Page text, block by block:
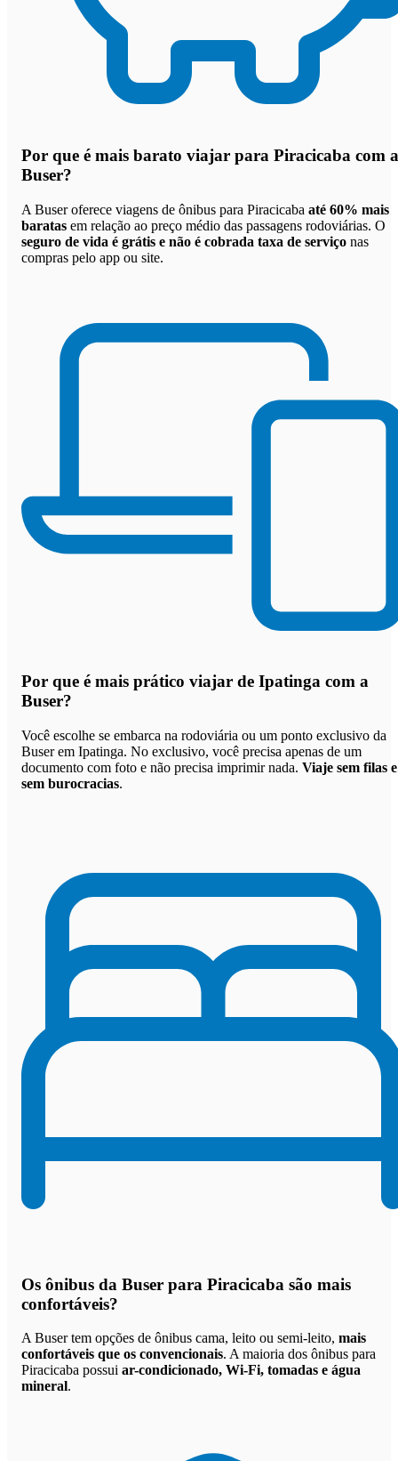
Por que é mais barato viajar para Piracicaba com a
Buser?
A Buser oferece viagens de ônibus para Piracicaba até 60% mais
baratas em relação ao preço médio das passagens rodoviárias. O
seguro de vida é grátis e não é cobrada taxa de serviço nas
compras pelo app ou site.
Por que é mais prático viajar de Ipatinga com a
Buser?
Você escolhe se embarca na rodoviária ou um ponto exclusivo da
Buser em Ipatinga. No exclusivo, você precisa apenas de um
documento com foto e não precisa imprimir nada. Viaje sem filas e
sem burocracias.
Os ônibus da Buser para Piracicaba são mais
confortáveis?
A Buser tem opções de ônibus cama, leito ou semi-leito, mais
confortáveis que os convencionais. A maioria dos ônibus para
Piracicaba possui ar-condicionado, Wi-Fi, tomadas e água
mineral.